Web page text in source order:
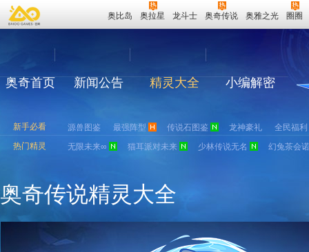
奥比岛 奥拉星 龙斗士 奥奇传说 奥雅之光 圈圈
奥奇首页 新闻公告 精灵大全 小编解密
新手必看 源兽图鉴 最强阵型 传说石图鉴 龙神豪礼
全民福利
热门精灵
无限未来∞ 猫耳派对未来 少林传说无名 幻兔茶会
奥奇传说精灵大全